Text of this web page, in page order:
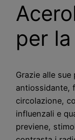
per
Grazie alle
antiossidante,
circolazione,
influenzali e
previene,